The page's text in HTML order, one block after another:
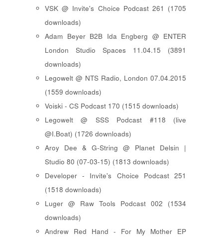
VSK @ Invite's Choice Podcast 261 (1705
downloads)
Adam Beyer B2B Ida Engberg @ ENTER
London Studio Spaces 11.04.15 (3891
downloads)
Legowelt @ NTS Radio, London 07.04.2015
(1559 downloads)
Voiski - CS Podcast 170 (1515 downloads)
Legowelt @ SSS Podcast #118 (live
@I.Boat) (1726 downloads)
Aroy Dee & G-String @ Planet Delsin |
Studio 80 (07-03-15) (1813 downloads)
Developer - Invite's Choice Podcast 251
(1518 downloads)
Luger @ Raw Tools Podcast 002 (1534
downloads)
Andrew Red Hand - For My Mother EP